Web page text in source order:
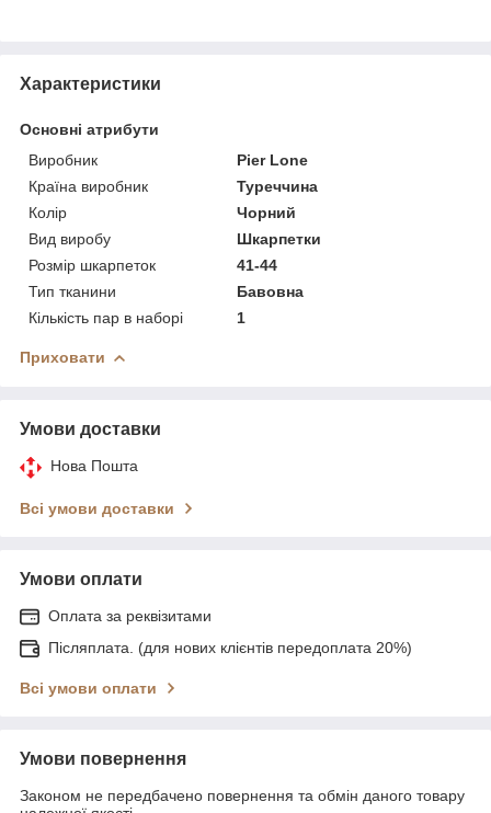
Характеристики
Основні атрибути
Виробник
Pier Lone
Країна виробник
Туреччина
Колір
Чорний
Вид виробу
Шкарпетки
Розмір шкарпеток
41-44
Тип тканини
Бавовна
Кількість пар в наборі
1
Приховати
Умови доставки
Нова Пошта
Всі умови доставки
Умови оплати
Оплата за реквізитами
Післяплата. (для нових клієнтів передоплата 20%)
Всі умови оплати
Умови повернення
Законом не передбачено повернення та обмін даного товару